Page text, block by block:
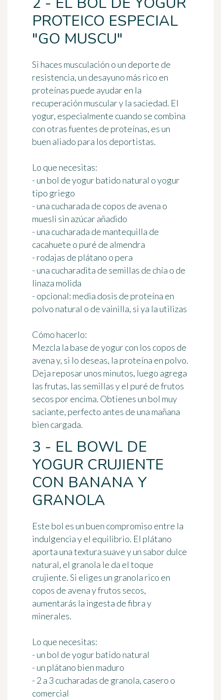
PROTEICO ESPECIAL
"GO MUSCU"
Si haces musculación o un deporte de
resistencia, un desayuno más rico en
proteínas puede ayudar en la
recuperación muscular y la saciedad. El
yogur, especialmente cuando se combina
con otras fuentes de proteínas, es un
buen aliado para los deportistas.
Lo que necesitas:
- un bol de yogur batido natural o yogur
tipo griego
- una cucharada de copos de avena o
muesli sin azúcar añadido
- una cucharada de mantequilla de
cacahuete o puré de almendra
- rodajas de plátano o pera
- una cucharadita de semillas de chía o de
linaza molida
- opcional: media dosis de proteína en
polvo natural o de vainilla, si ya la utilizas
Cómo hacerlo:
Mezcla la base de yogur con los copos de
avena y, si lo deseas, la proteína en polvo.
Deja reposar unos minutos, luego agrega
las frutas, las semillas y el puré de frutos
secos por encima. Obtienes un bol muy
saciante, perfecto antes de una mañana
bien cargada.
3 - EL BOWL DE
YOGUR CRUJIENTE
CON BANANA Y
GRANOLA
Este bol es un buen compromiso entre la
indulgencia y el equilibrio. El plátano
aporta una textura suave y un sabor dulce
natural, el granola le da el toque
crujiente. Si eliges un granola rico en
copos de avena y frutos secos,
aumentarás la ingesta de fibra y
minerales.
Lo que necesitas:
- un bol de yogur batido natural
- un plátano bien maduro
- 2 a 3 cucharadas de granola, casero o
comercial